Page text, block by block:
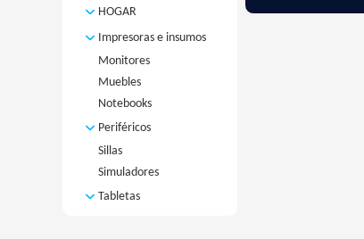
Estabilizadores
HOGAR
Bazar
Electrodomesticos
Electronica
Herramientas
Muebles
Valijas
Impresoras e insumos
Impresoras
Insumos
Monitores
Muebles
Notebooks
Periféricos
Joysticks
Microfonos
Sillas
Simuladores
Tabletas